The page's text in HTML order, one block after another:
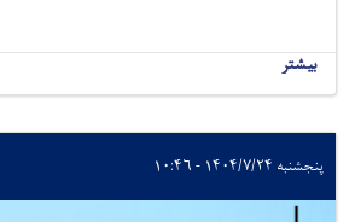
بیشتر
پنجشنبه ۱۴۰۴/۷/۲۴ - ۱۰:۴۶